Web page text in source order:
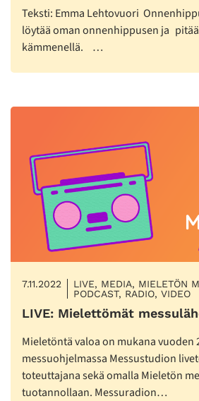
Teksti: Emma Lehtovuori
löytää oman onnenhippusen ja
kämmenellä. …
7.11.2022
LIVE, MEDIA, MIELETÖN
PODCAST, RADIO, VIDEO
LIVE: Mielettömät
Mieletöntä valoa on mukana vuoden
messuohjelmassa Messustudion
toteuttajana sekä omalla Mieletön
tuotannollaan. Messuradion…